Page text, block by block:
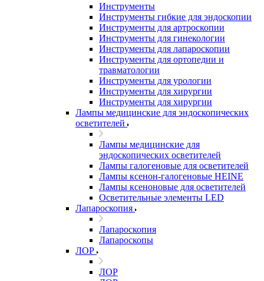
Инструменты
Инструменты гибкие для эндоскопии
Инструменты для артроскопии
Инструменты для гинекологии
Инструменты для лапароскопии
Инструменты для ортопедии и
травматологии
Инструменты для урологии
Инструменты для хирургии
Инструменты для хирургии
Лампы медицинские для эндоскопических
осветителей
Лампы медицинские для
эндоскопических осветителей
Лампы галогеновые для осветителей
Лампы ксенон-галогеновые HEINE
Лампы ксеноновые для осветителей
Осветительные элементы LED
Лапароскопия
Лапароскопия
Лапароскопы
ЛОР
ЛОР